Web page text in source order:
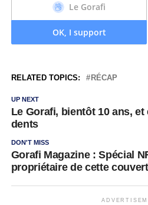
RELATED TOPICS: RÉCAP
UP NEXT
Le Gorafi, bientôt 10 ans,
dents
DON'T MISS
Gorafi Magazine : Spécial
propriétaire de cette